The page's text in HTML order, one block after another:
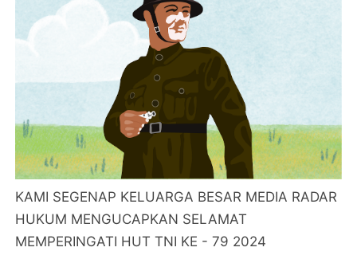
KAMI SEGENAP KELUARGA BESAR MEDIA RADAR
HUKUM MENGUCAPKAN SELAMAT
MEMPERINGATI HUT TNI KE - 79 2024